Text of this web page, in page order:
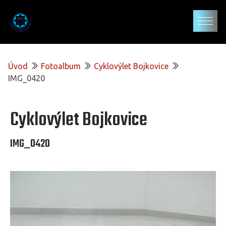
Úvod Fotoalbum
Cyklovýlet Bojkovice
IMG_0420
Cyklovýlet Bojkovice
IMG_0420